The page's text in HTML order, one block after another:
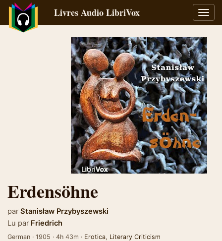
la
Livres Audio LibriVox
Erdensöhne
par Stanisław Przybyszewski
Lu par Friedrich
German · 1905 · 4h 43m · Erotica, Literary Criticism